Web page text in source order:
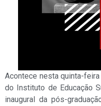
Acontece nesta quinta-
do Instituto de Educação
inaugural da pós-